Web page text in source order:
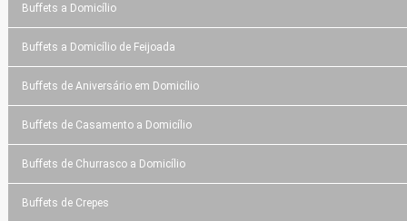
Buffets a Domicílio
Buffets a Domicílio de Feijoada
Buffets de Aniversário em Domicílio
Buffets de Casamento a Domicílio
Buffets de Churrasco a Domicílio
Buffets de Crepes